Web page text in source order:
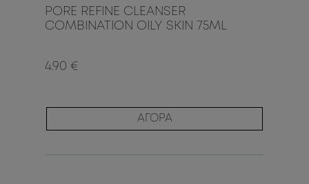
PORE REFINE CLEANSER
COMBINATION OILY SKIN 75ML
4.90 €
ΑΓΟΡΑ